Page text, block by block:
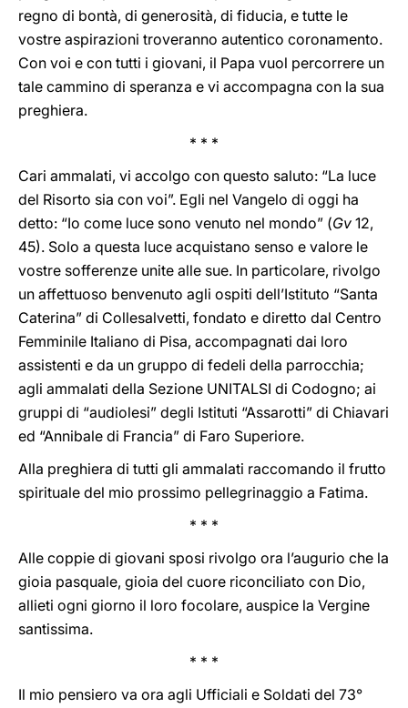
regno di bontà, di generosità, di fiducia, e tutte le
vostre aspirazioni troveranno autentico coronamento.
Con voi e con tutti i giovani, il Papa vuol percorrere un
tale cammino di speranza e vi accompagna con la sua
preghiera.
* * *
Cari ammalati, vi accolgo con questo saluto: “La luce
del Risorto sia con voi”. Egli nel Vangelo di oggi ha
detto: “Io come luce sono venuto nel mondo” (Gv 12,
45). Solo a questa luce acquistano senso e valore le
vostre sofferenze unite alle sue. In particolare, rivolgo
un affettuoso benvenuto agli ospiti dell’Istituto “Santa
Caterina” di Collesalvetti, fondato e diretto dal Centro
Femminile Italiano di Pisa, accompagnati dai loro
assistenti e da un gruppo di fedeli della parrocchia;
agli ammalati della Sezione UNITALSI di Codogno; ai
gruppi di “audiolesi” degli Istituti “Assarotti” di Chiavari
ed “Annibale di Francia” di Faro Superiore.
Alla preghiera di tutti gli ammalati raccomando il frutto
spirituale del mio prossimo pellegrinaggio a Fatima.
* * *
Alle coppie di giovani sposi rivolgo ora l’augurio che la
gioia pasquale, gioia del cuore riconciliato con Dio,
allieti ogni giorno il loro focolare, auspice la Vergine
santissima.
* * *
Il mio pensiero va ora agli Ufficiali e Soldati del 73°